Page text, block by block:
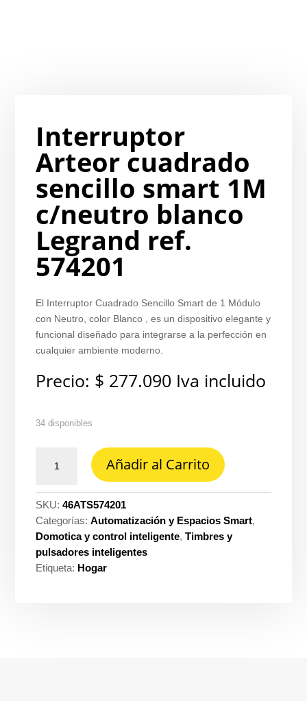
Interruptor
Arteor cuadrado
sencillo smart 1M
c/neutro blanco
Legrand ref.
574201
El Interruptor Cuadrado Sencillo Smart de 1 Módulo
con Neutro, color Blanco , es un dispositivo elegante y
funcional diseñado para integrarse a la perfección en
cualquier ambiente moderno.
Precio: $ 277.090 Iva incluido
34 disponibles
Arteor
sencillo
smart
1M
c/neutro
blanco
Añadir al Carrito
SKU:46ATS574201
Categorías:Automatización y Espacios Smart,
Domotica y control inteligente,Timbres y
pulsadores inteligentes
Etiqueta: Hogar